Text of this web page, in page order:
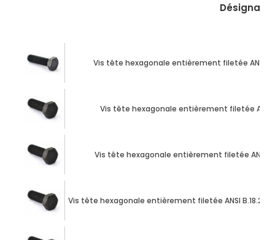
Vis tête hexagonale entièrement filetée ANSI
Vis tête hexagonale entièrement filetée ANSI
Vis tête hexagonale entièrement filetée ANSI
Vis tête hexagonale entièrement filetée ANSI B.18.2.1